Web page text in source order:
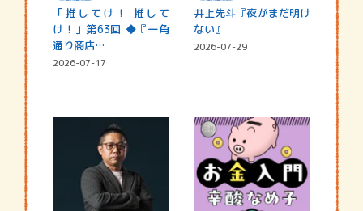
「推してけ！ 推して
け！」第63回 ◆『一角
通り商店…
2026-07-17
井上先斗『夜がまだ明け
ない』
2026-07-29